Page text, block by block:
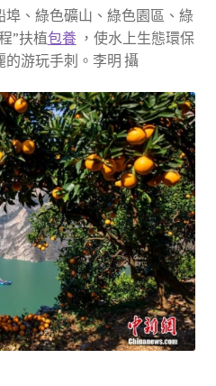
、綠色礦山、綠色園區、綠
”扶植包養，使水上生態環保
游玩手刺。李明 攝